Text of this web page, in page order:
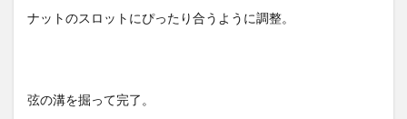
ナットのスロットにぴったり合うように調整。
弦の溝を掘って完了。